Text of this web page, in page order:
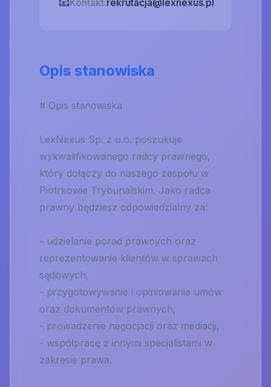
Opis stanowiska
# Opis stanowiska
LexNexus Sp. z o.o. poszukuje
wykwalifikowanego radcy prawnego,
który dołączy do naszego zespołu w
Piotrkowie Trybunalskim. Jako radca
prawny będziesz odpowiedzialny za:
- udzielanie porad prawnych oraz
reprezentowanie klientów w sprawach
sądowych,
- przygotowywanie i opiniowanie umów
oraz dokumentów prawnych,
- prowadzenie negocjacji oraz mediacji,
- współpracę z innymi specjalistami w
zakresie prawa.